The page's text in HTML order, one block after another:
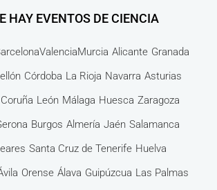
HAY EVENTOS DE CIENCIA
ValenciaMurcia Alicante Granada
Córdoba La Rioja Navarra Asturias
León Málaga Huesca Zaragoza
Burgos Almería Jaén Salamanca
Santa Cruz de Tenerife Huelva
Orense Álava Guipúzcua Las Palmas